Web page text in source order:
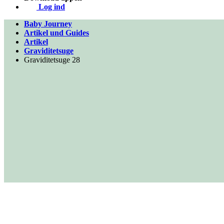
Log ind
Baby Journey
Artikel und Guides
Artikel
Graviditetsuge
Graviditetsuge 28